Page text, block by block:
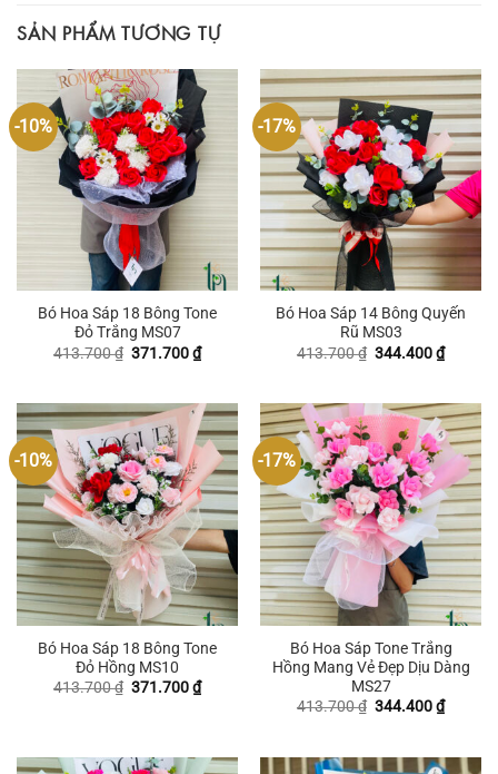
SẢN PHẨM TƯƠNG TỰ
-10%
Bó Hoa Sáp 18 Bông Tone
Đỏ Trắng MS07
413.700₫ Giá
371.700₫Giá
hiện
371.700 ₫.
-17%
Bó Hoa Sáp 14 Bông Quyến
Rũ MS03
413.700₫ Giá
344.400₫Giá
hiện
-10%
Bó Hoa Sáp 18 Bông Tone
Đỏ Hồng MS10
413.700₫ Giá
371.700₫Giá
hiện
-17%
Bó Hoa Sáp Tone Trắng
Hồng Mang Vẻ Đẹp Dịu Dàng
MS27
413.700₫ Giá
344.400₫Giá
hiện